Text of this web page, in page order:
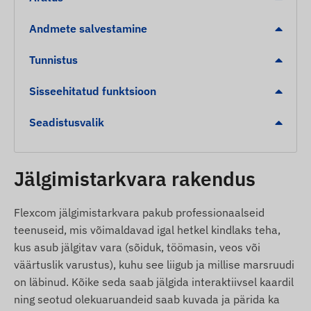
Liechtenstein, Leedu, Luksemburg, Malaisia,
Malta, Mehhiko, Moldova, Monaco, Mongoolia,
Meremaa, Põhja-Makedoonia, Norra, Omaan,
Portugal, Rumeenia, Venemaa, Saint Kitts ja
Hispaania, Sri Lanka, Rootsi, Šveits, Tai, Tuneesia,
Türgi, Turks- ja Caicossaared, Ukraina, Araabia
Ühendemiraadid, Ameerika Ühendriigid, Vietnam.
Teenused, funktsioonid
Toetus mitmele satelliidisüsteemile (GPS,
BEIDOU)
Side seadme ja omaniku vahel GSM 2G ja 4G
Andmete salvestamine
Tunnistus
Sisseehitatud funktsioon
Seadistusvalik
Jälgimistarkvara rakendus
Flexcom jälgimistarkvara pakub professionaalseid
teenuseid, mis võimaldavad igal hetkel kindlaks teha,
kus asub jälgitav vara (sõiduk, töömasin, veos või
väärtuslik varustus), kuhu see liigub ja millise marsruudi
on läbinud. Kõike seda saab jälgida interaktiivsel kaardil
ning seotud olekuaruandeid saab kuvada ja pärida ka